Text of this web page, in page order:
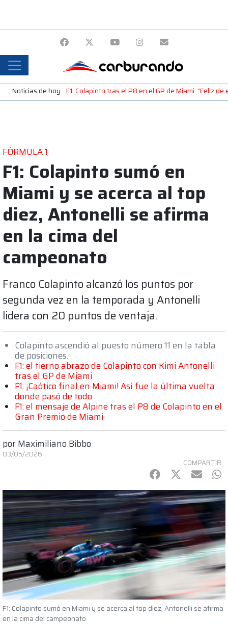
Noticias de hoy F1: Colapinto tras el P8 en el GP de Miami: "Feliz
FÓRMULA 1
F1: Colapinto sumó en
Miami y se acerca al top
diez, Antonelli se afirma
en la cima del
campeonato
Franco Colapinto alcanzó los puntos por
segunda vez en la temporada y Antonelli
lidera con 20 puntos de ventaja.
Colapinto ascendió al puesto número 11 en la tabla
de posiciones.
F1: el tierno abrazo de Colapinto con Kimi Antonelli
tras el GP de Miami
F1: ¡Caótico final en Miami! Así fue la última vuelta
donde pasó de todo
F1: el mensaje de Alpine tras el P8 de Colapinto en el
Gran Premio de Miami
por Maximiliano Bibbo
03/05/2026
COMPARTIR
Facebook
Twitter
mail
F1: Colapinto sumó en Miami y se acerca al top diez, Antonelli se afirma
en la cima del campeonato